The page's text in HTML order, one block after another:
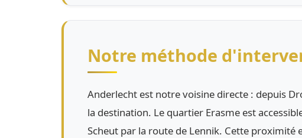
Notre méthode
Anderlecht est notre voisine directe : depuis
la destination. Le quartier Erasme est
Scheut par la route de Lennik. Cette proximité